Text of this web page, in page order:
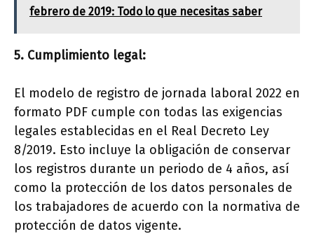
febrero de 2019: Todo lo que necesitas saber
5. Cumplimiento legal:
El modelo de registro de jornada laboral 2022 en
formato PDF cumple con todas las exigencias
legales establecidas en el Real Decreto Ley
8/2019. Esto incluye la obligación de conservar
los registros durante un periodo de 4 años, así
como la protección de los datos personales de
los trabajadores de acuerdo con la normativa de
protección de datos vigente.